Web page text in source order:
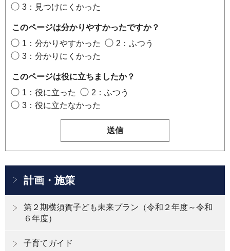
3：見つけにくかった
このページは分かりやすかったですか？
1：分かりやすかった
2：ふつう
3：分かりにくかった
このページは役に立ちましたか？
1：役に立った
2：ふつう
3：役に立たなかった
計画・施策
第２期横須賀子ども未来プラン（令和２年度～令和
６年度）
子育てガイド